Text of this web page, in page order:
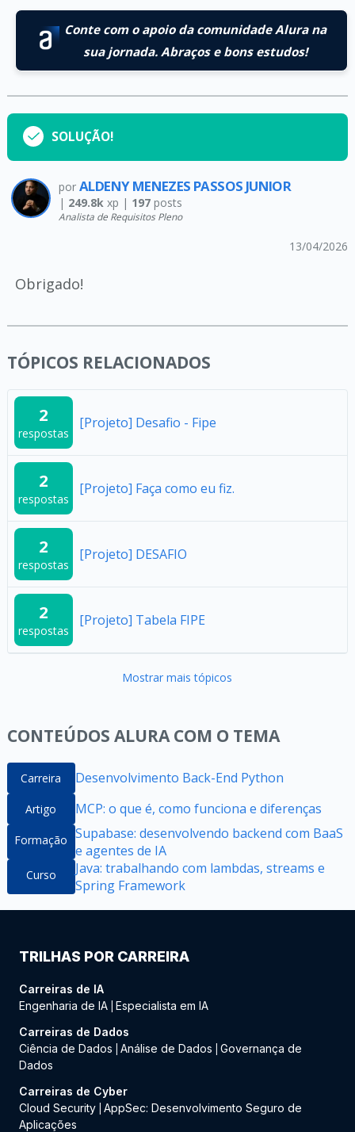
Conte com o apoio da comunidade Alura na
sua jornada. Abraços e bons estudos!
SOLUÇÃO!
por ALDENY MENEZES PASSOS JUNIOR
| 249.8kxp | 197posts
Analista de Requisitos Pleno
13/04/2026
Obrigado!
TÓPICOS RELACIONADOS
2
respostas
[Projeto] Desafio - Fipe
2
respostas
[Projeto] Faça como eu fiz.
2
respostas
[Projeto] DESAFIO
2
respostas
[Projeto] Tabela FIPE
Mostrar mais tópicos
CONTEÚDOS ALURA COM O TEMA
Carreira Desenvolvimento Back-End Python
Artigo MCP: o que é, como funciona e diferenças
Formação Supabase: desenvolvendo backend com BaaS
e agentes de IA
Curso
Java: trabalhando com lambdas, streams e
Spring Framework
TRILHAS POR CARREIRA
Carreiras de IA
Engenharia de IA Especialista em IA
Carreiras de Dados
Ciência de Dados
Análise de Dados
Governança de
Dados
Carreiras de Cyber
Cloud Security AppSec: Desenvolvimento Seguro de
Aplicações